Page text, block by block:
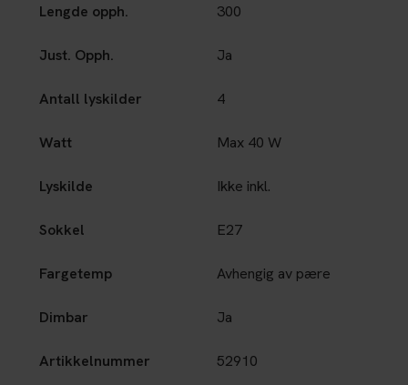
Lengde opph. 300
Just. Opph. Ja
Antall lyskilder 4
Watt Max 40 W
Lyskilde Ikke inkl.
Sokkel E27
Fargetemp Avhengig av pære
Dimbar Ja
Artikkelnummer 52910